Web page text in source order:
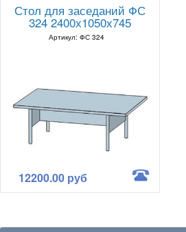
Стол для заседаний ФС
324 2400х1050х745
Артикул: ФС 324
12200.00 руб